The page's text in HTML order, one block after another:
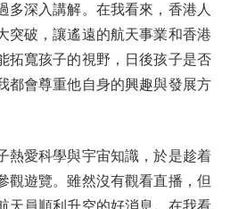
多深入講解。在我看來，香港人
突破，讓遙遠的航天事業和香港
拓寬孩子的視野，日後孩子是否
都會尊重他自身的興趣與發展方
愛科學與宇宙知識，於是趁着
觀遊覽。雖然沒有觀看直播，但
天員順利升空的好消息。在我看